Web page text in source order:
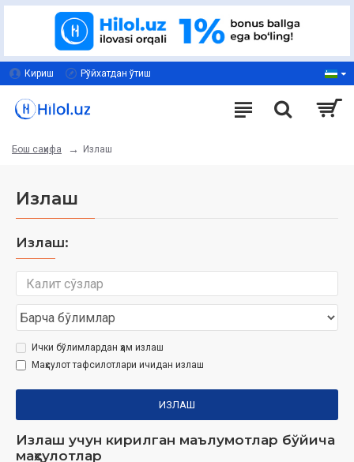
Кириш Рўйхатдан ўтиш
Бош саҳифа Излаш
Излаш
Излаш:
Ички бўлимлардан ҳам излаш
Маҳсулот тафсилотлари ичидан излаш
ИЗЛАШ
Излаш учун кирилган маълумотлар бўйича
маҳсулотлар